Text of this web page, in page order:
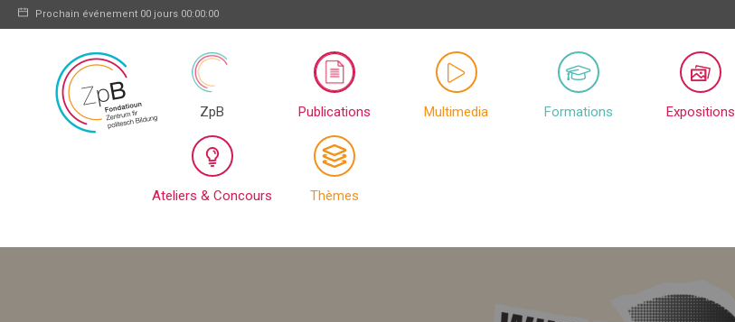
Prochain événement 00 jours 00:00:00
ZpB Publications Multimedia Formations Expositions
Ateliers & Concours Thèmes